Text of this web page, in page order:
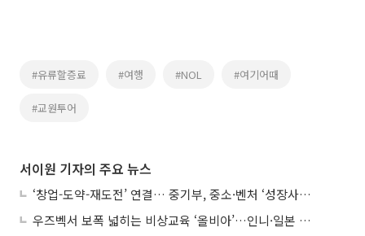
#유류할증료 #여행 #NOL #여기어때
#교원투어
서이원 기자의 주요 뉴스
‘창업-도약-재도전’ 연결… 중기부, 중소·벤처 ‘성장사다리’ 짓는다
우즈벡서 보폭 넓히는 비상교육 ‘올비아’…인니·일본 진출 타진